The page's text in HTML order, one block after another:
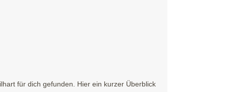
für dich gefunden. Hier ein kurzer Überblick